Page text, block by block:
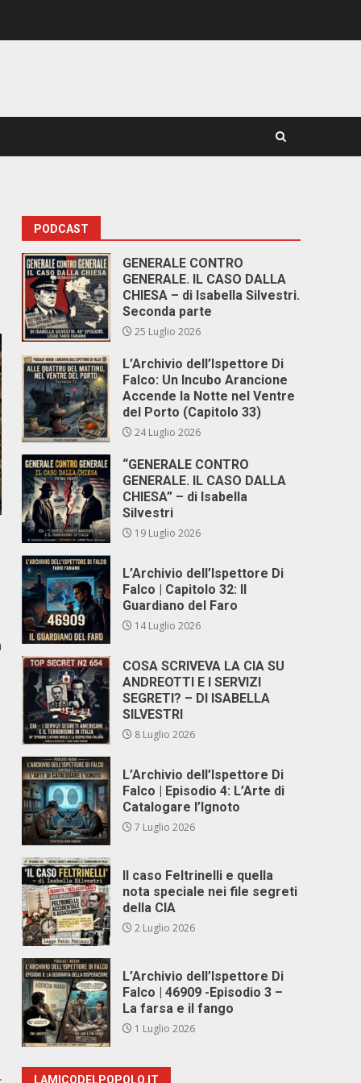
PODCAST
GENERALE CONTRO
GENERALE. IL CASO DALLA
CHIESA – di Isabella Silvestri.
Seconda parte
25 Luglio 2026
L’Archivio dell’Ispettore Di
Falco: Un Incubo Arancione
Accende la Notte nel Ventre
del Porto (Capitolo 33)
24 Luglio 2026
“GENERALE CONTRO
GENERALE. IL CASO DALLA
CHIESA” – di Isabella
Silvestri
19 Luglio 2026
L’Archivio dell’Ispettore Di
Falco | Capitolo 32: Il
Guardiano del Faro
14 Luglio 2026
COSA SCRIVEVA LA CIA SU
ANDREOTTI E I SERVIZI
SEGRETI? – DI ISABELLA
SILVESTRI
8 Luglio 2026
L’Archivio dell’Ispettore Di
Falco | Episodio 4: L’Arte di
Catalogare l’Ignoto
7 Luglio 2026
Il caso Feltrinelli e quella
nota speciale nei file segreti
della CIA
2 Luglio 2026
L’Archivio dell’Ispettore Di
Falco | 46909 -Episodio 3 –
La farsa e il fango
1 Luglio 2026
LAMICODELPOPOLO.IT